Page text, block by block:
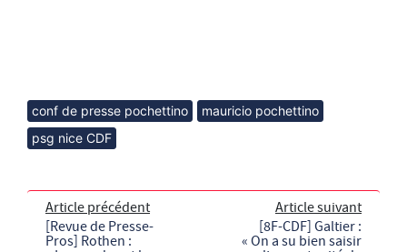
conf de presse pochettino
mauricio pochettino
psg nice CDF
Article précédent
[Revue de Presse-
Pros] Rothen :
Article suivant
[8F-CDF] Galtier :
« On a su bien saisir